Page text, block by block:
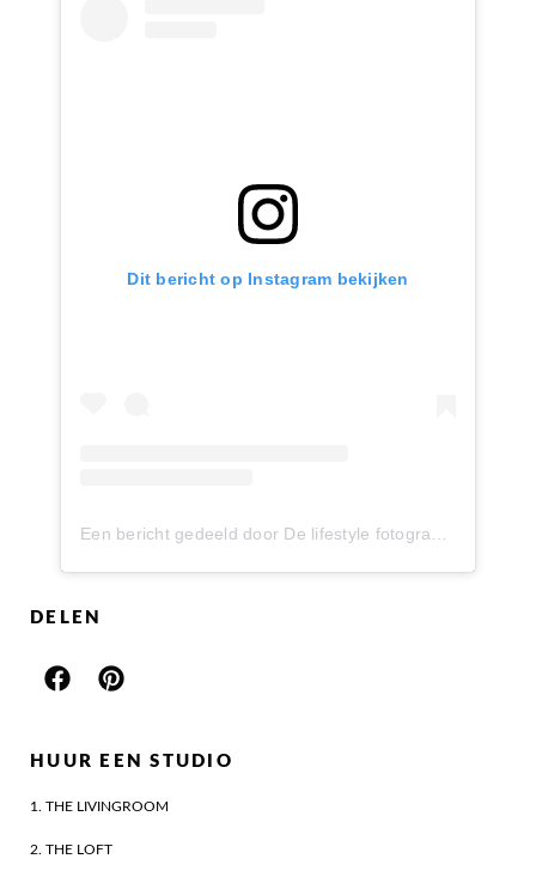
Dit bericht op Instagram bekijken
Een bericht gedeeld door De lifestyle fotograaf voor zwangerschap, newborn, gezin & meer (@seayoulaterfotografie)
DELEN
HUUR EEN STUDIO
1. THE LIVINGROOM
2. THE LOFT